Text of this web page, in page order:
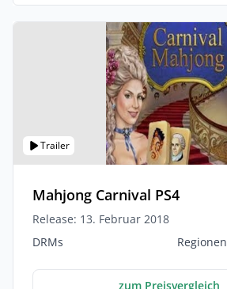
Trailer
Mahjong Carnival PS4
Release: 13. Februar 2018
DRMs
Regionen
zum Preisvergleich